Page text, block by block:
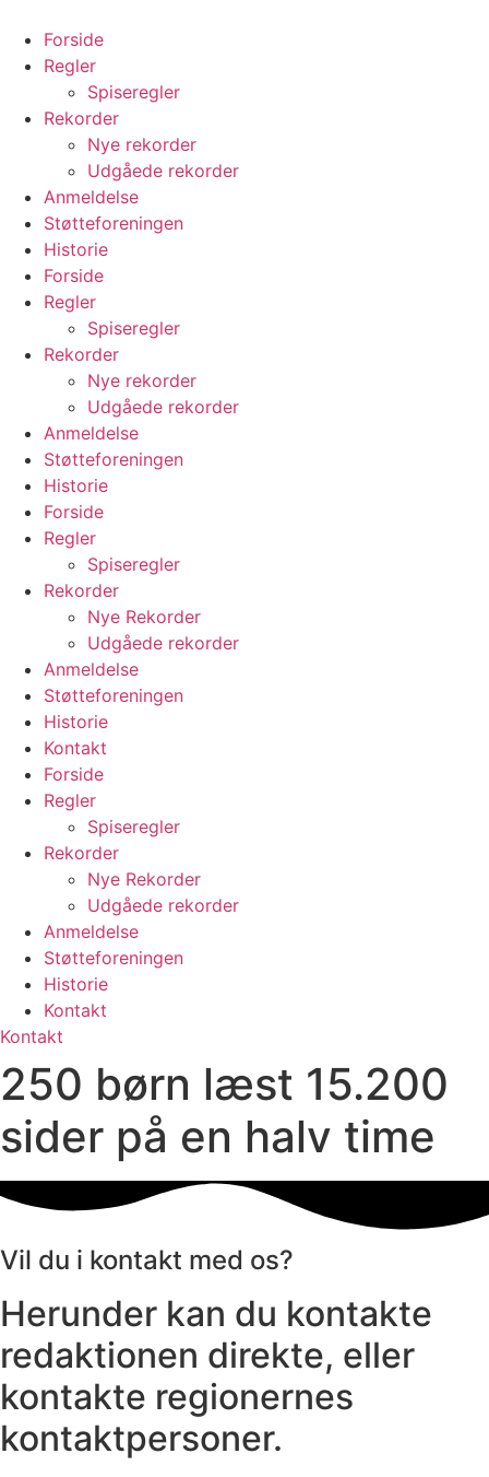
indhold
Forside
Regler
Spiseregler
Rekorder
Nye rekorder
Udgåede rekorder
Anmeldelse
Støtteforeningen
Historie
Forside
Regler
Spiseregler
Rekorder
Nye rekorder
Udgåede rekorder
Anmeldelse
Støtteforeningen
Historie
Forside
Regler
Spiseregler
Rekorder
Nye Rekorder
Udgåede rekorder
Anmeldelse
Støtteforeningen
Historie
Kontakt
Forside
Regler
Spiseregler
Rekorder
Nye Rekorder
Udgåede rekorder
Anmeldelse
Støtteforeningen
Historie
Kontakt
Kontakt
250 børn læst 15.200
sider på en halv time
Vil du i kontakt med os?
Herunder kan du kontakte
redaktionen direkte, eller
kontakte regionernes
kontaktpersoner.